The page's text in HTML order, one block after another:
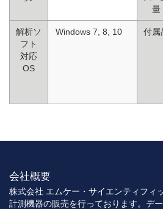
量
解析ソ
フト
対応
OS
Windows 7, 8, 10 付属
会社概要
株式会社 エムケー・サイエンティフィ
計測機器の販売を行っております。デ